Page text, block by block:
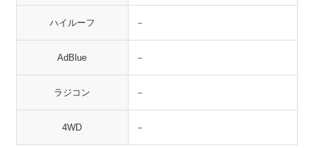
ハイルーフ －
AdBlue －
ラジコン －
4WD －